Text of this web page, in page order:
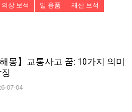
의상 보석 일 용품
재산 보석
해몽】교통사고 꿈: 10가지 의미
07-04